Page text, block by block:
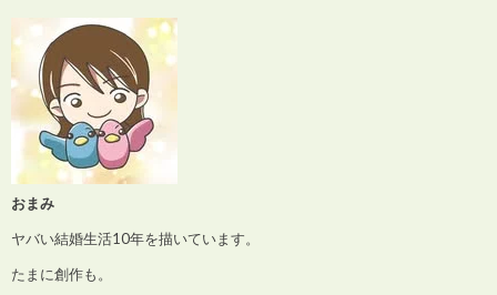
おまみ
ヤバい結婚生活10年を描いています。
たまに創作も。